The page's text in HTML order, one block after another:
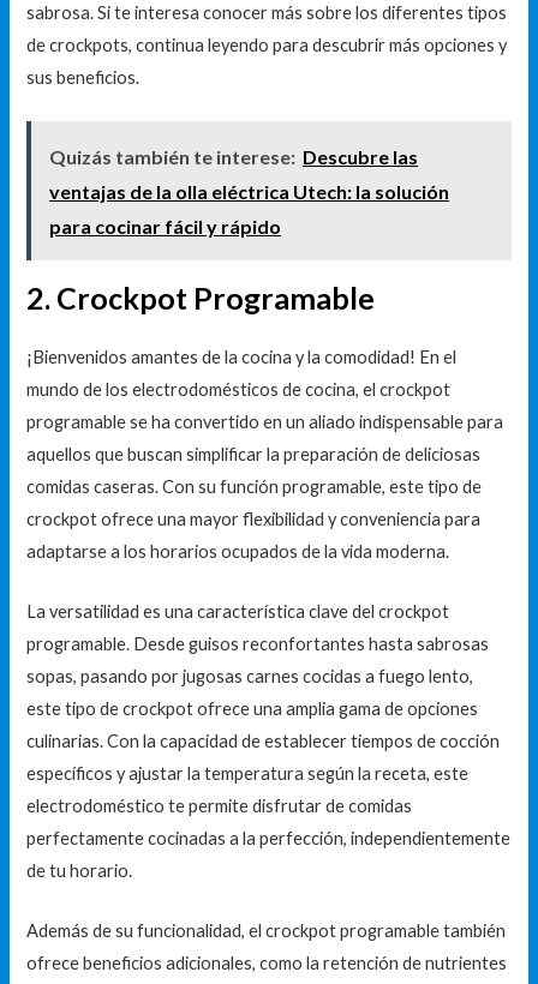
sabrosa. Si te interesa conocer más sobre los diferentes tipos
de crockpots, continua leyendo para descubrir más opciones y
sus beneficios.
Quizás también te interese: Descubre las
ventajas de la olla eléctrica Utech: la solución
para cocinar fácil y rápido
2. Crockpot Programable
¡Bienvenidos amantes de la cocina y la comodidad! En el
mundo de los electrodomésticos de cocina, el crockpot
programable se ha convertido en un aliado indispensable para
aquellos que buscan simplificar la preparación de deliciosas
comidas caseras. Con su función programable, este tipo de
crockpot ofrece una mayor flexibilidad y conveniencia para
adaptarse a los horarios ocupados de la vida moderna.
La versatilidad es una característica clave del crockpot
programable. Desde guisos reconfortantes hasta sabrosas
sopas, pasando por jugosas carnes cocidas a fuego lento,
este tipo de crockpot ofrece una amplia gama de opciones
culinarias. Con la capacidad de establecer tiempos de cocción
específicos y ajustar la temperatura según la receta, este
electrodoméstico te permite disfrutar de comidas
perfectamente cocinadas a la perfección, independientemente
de tu horario.
Además de su funcionalidad, el crockpot programable también
ofrece beneficios adicionales, como la retención de nutrientes